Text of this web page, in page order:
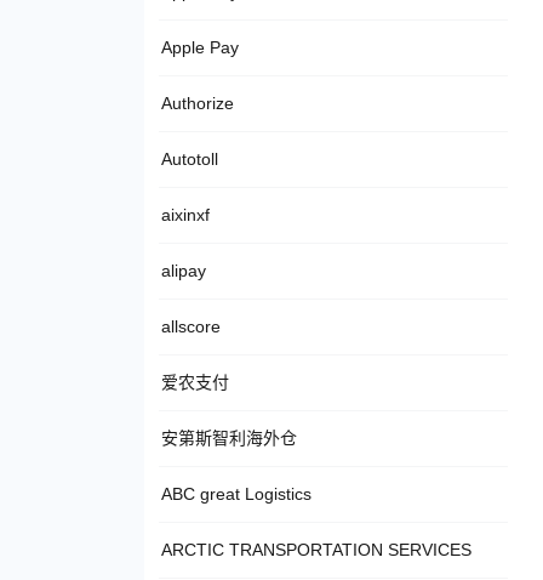
Apple Pay
Authorize
Autotoll
aixinxf
alipay
allscore
爱农支付
安第斯智利海外仓
ABC great Logistics
ARCTIC TRANSPORTATION SERVICES